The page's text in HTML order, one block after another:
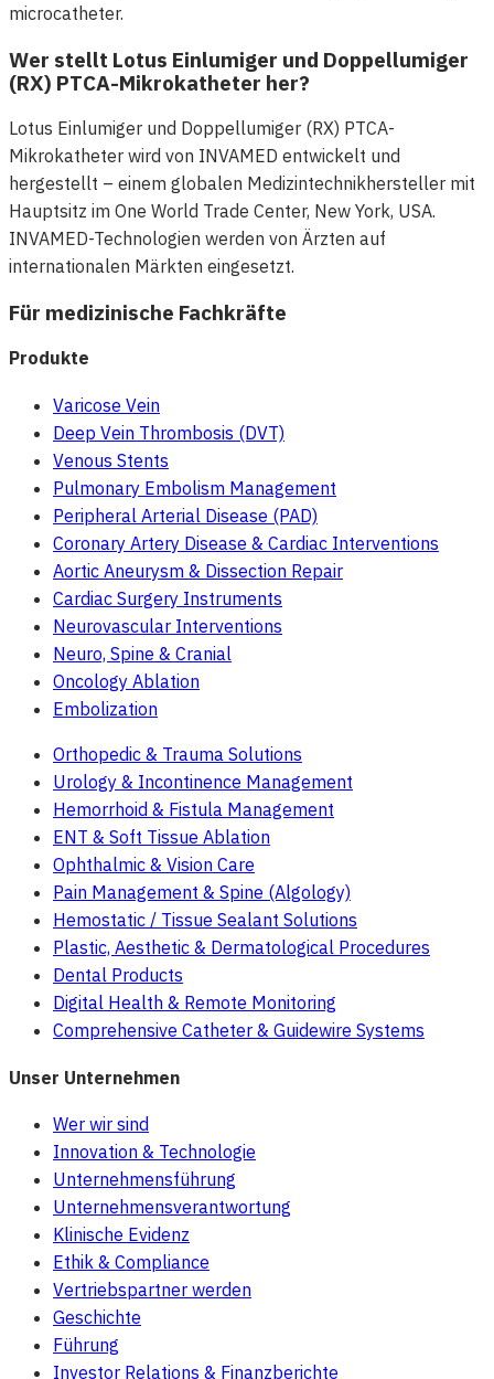
microcatheter.
Wer stellt Lotus Einlumiger und Doppellumiger
(RX) PTCA-Mikrokatheter her?
Lotus Einlumiger und Doppellumiger (RX) PTCA-
Mikrokatheter wird von INVAMED entwickelt und
hergestellt – einem globalen Medizintechnikhersteller mit
Hauptsitz im One World Trade Center, New York, USA.
INVAMED-Technologien werden von Ärzten auf
internationalen Märkten eingesetzt.
Für medizinische Fachkräfte
Produkte
Varicose Vein
Deep Vein Thrombosis (DVT)
Venous Stents
Pulmonary Embolism Management
Peripheral Arterial Disease (PAD)
Coronary Artery Disease & Cardiac Interventions
Aortic Aneurysm & Dissection Repair
Cardiac Surgery Instruments
Neurovascular Interventions
Neuro, Spine & Cranial
Oncology Ablation
Embolization
Orthopedic & Trauma Solutions
Urology & Incontinence Management
Hemorrhoid & Fistula Management
ENT & Soft Tissue Ablation
Ophthalmic & Vision Care
Pain Management & Spine (Algology)
Hemostatic / Tissue Sealant Solutions
Plastic, Aesthetic & Dermatological Procedures
Dental Products
Digital Health & Remote Monitoring
Comprehensive Catheter & Guidewire Systems
Unser Unternehmen
Wer wir sind
Innovation & Technologie
Unternehmensführung
Unternehmensverantwortung
Klinische Evidenz
Ethik & Compliance
Vertriebspartner werden
Geschichte
Führung
Investor Relations & Finanzberichte